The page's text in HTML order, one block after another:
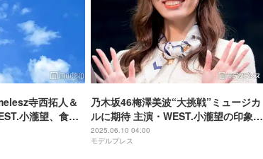
寺西拓人＆
小瀧望、食事
話題「センス感
い」
乃木坂46梅澤美波“大挑戦”ミュージカ
ルに期待 主演・WEST.小瀧望の印象も
告白「めっちゃセロイ」【梨泰院クラ
ス】
2025.06.10 04:00
モデルプレス